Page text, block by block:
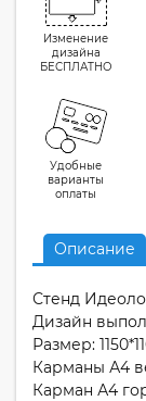
Изменение
дизайна
БЕСПЛАТНО
Удобные
варианты
оплаты
Описание
Стенд
Дизайн
Размер:
Карманы А4
Карман А4